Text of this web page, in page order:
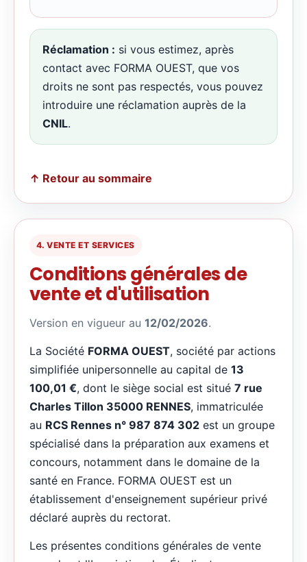
Réclamation : si vous estimez, après
contact avec FORMA OUEST, que vos
droits ne sont pas respectés, vous pouvez
introduire une réclamation auprès de la
CNIL.
↑ Retour au sommaire
4. VENTE ET SERVICES
Conditions générales de
vente et d'utilisation
Version en vigueur au 12/02/2026.
La Société FORMA OUEST, société par actions
simplifiée unipersonnelle au capital de 13
100,01 €, dont le siège social est situé 7 rue
Charles Tillon 35000 RENNES, immatriculée
au RCS Rennes n° 987 874 302 est un groupe
spécialisé dans la préparation aux examens et
concours, notamment dans le domaine de la
santé en France. FORMA OUEST est un
établissement d'enseignement supérieur privé
déclaré auprès du rectorat.
Les présentes conditions générales de vente